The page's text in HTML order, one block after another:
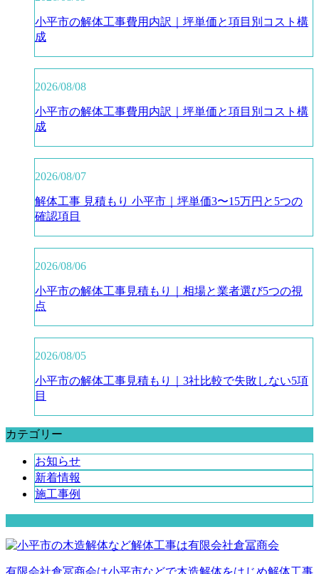
小平市の解体工事費用内訳｜坪単価と項目別コスト構
成
2026/08/08
小平市の解体工事費用内訳｜坪単価と項目別コスト構
成
2026/08/07
解体工事 見積もり 小平市｜坪単価3〜15万円と5つの
確認項目
2026/08/06
小平市の解体工事見積もり｜相場と業者選び5つの視
点
2026/08/05
小平市の解体工事見積もり｜3社比較で失敗しない5項
目
カテゴリー
お知らせ
新着情報
施工事例